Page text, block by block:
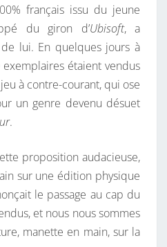
N
T
R
E
P
A
C
H
E
E
T
français issu du jeune
du giron d’Ubisoft, a
lui. En quelques jours à
étaient vendus
à contre-courant, qui ose
un genre devenu désuet
.
proposition audacieuse,
sur une édition physique
le passage au cap du
et nous nous sommes
manette en main, sur la